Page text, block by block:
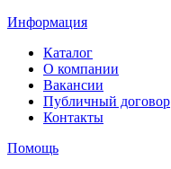
Информация
Каталог
О компании
Вакансии
Публичный договор
Контакты
Помощь